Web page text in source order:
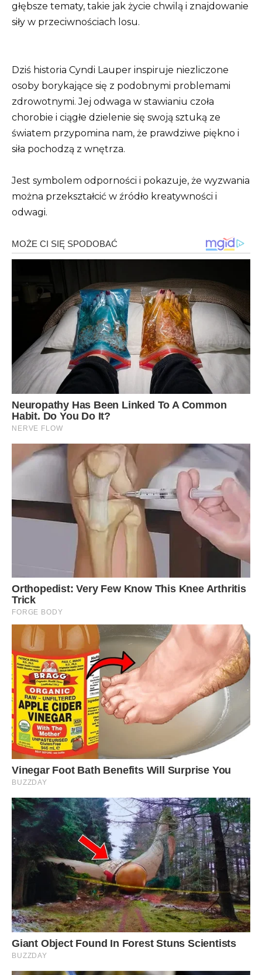
głębsze tematy, takie jak życie chwilą i znajdowanie
siły w przeciwnościach losu.
Dziś historia Cyndi Lauper inspiruje niezliczone
osoby borykające się z podobnymi problemami
zdrowotnymi. Jej odwaga w stawianiu czoła
chorobie i ciągłe dzielenie się swoją sztuką ze
światem przypomina nam, że prawdziwe piękno i
siła pochodzą z wnętrza.
Jest symbolem odporności i pokazuje, że wyzwania
można przekształcić w źródło kreatywności i
odwagi.